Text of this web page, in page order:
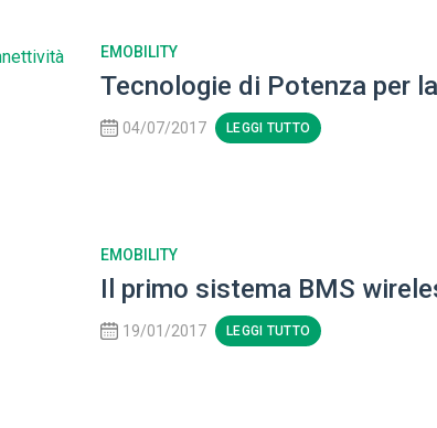
EMOBILITY
Tecnologie di Potenza per
04/07/2017 LEGGI TUTTO
EMOBILITY
Il primo sistema BMS
19/01/2017 LEGGI TUTTO